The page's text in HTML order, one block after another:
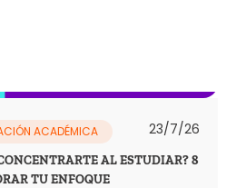
ACADÉMICA 23/7/26
AL ESTUDIAR? 8
TU ENFOQUE